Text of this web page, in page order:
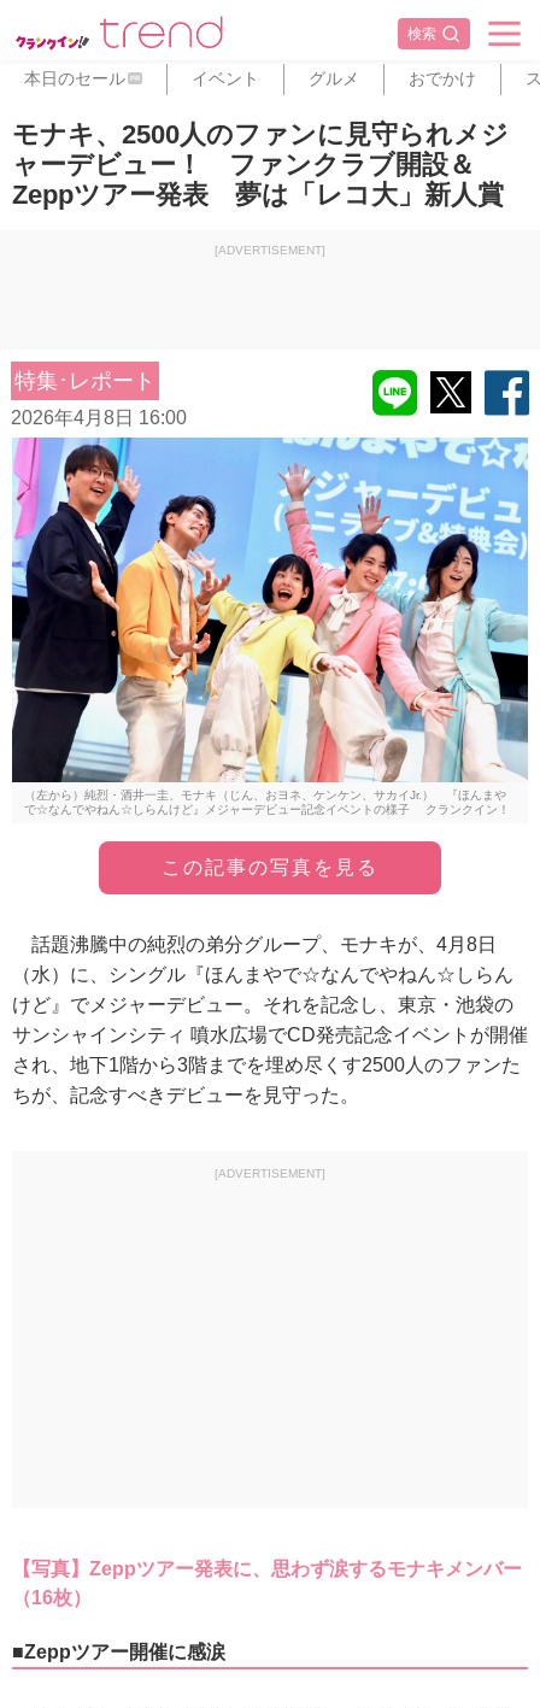
検索
本日のセール PR イベント グルメ おでかけ
モナキ、2500人のファンに見守られメジ
ャーデビュー！ ファンクラブ開設＆
Zeppツアー発表 夢は「レコ大」新人賞
[ADVERTISEMENT]
特集･レポート
2026年4月8日 16:00
（左から）純烈・酒井一圭、モナキ（じん、おヨネ、ケンケン、サカイJr.） 『ほんまや
で☆なんでやねん☆しらんけど』メジャーデビュー記念イベントの様子 クランクイン！
この記事の写真を見る
話題沸騰中の純烈の弟分グループ、モナキが、4月8日
（水）に、シングル『ほんまやで☆なんでやねん☆しらん
けど』でメジャーデビュー。それを記念し、東京・池袋の
サンシャインシティ 噴水広場でCD発売記念イベントが開催
され、地下1階から3階までを埋め尽くす2500人のファンた
ちが、記念すべきデビューを見守った。
[ADVERTISEMENT]
【写真】Zeppツアー発表に、思わず涙するモナキメンバー
（16枚）
■Zeppツアー開催に感涙